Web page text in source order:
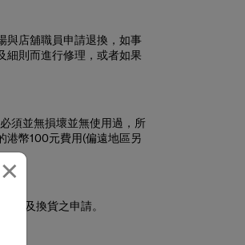
×
與店舖職員申請退換，如事
細則而進行修理，或者如果
須並無損壞並無使用過，所
港幣100元費用(偏遠地區另
貨及換貨之申請。